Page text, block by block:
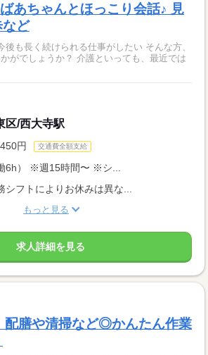
あちゃんとほっこり会話♪ 見
ど
く続けられる仕事がしたい そんな方、
介護といっても、最近では
区/西大寺駅
円 交通費全額支給
6h） ※週15時間〜 ※シ...
フトによりお休みは異な...
もっと見る
求人詳細を見る
配膳や清掃など◎かんたん作業